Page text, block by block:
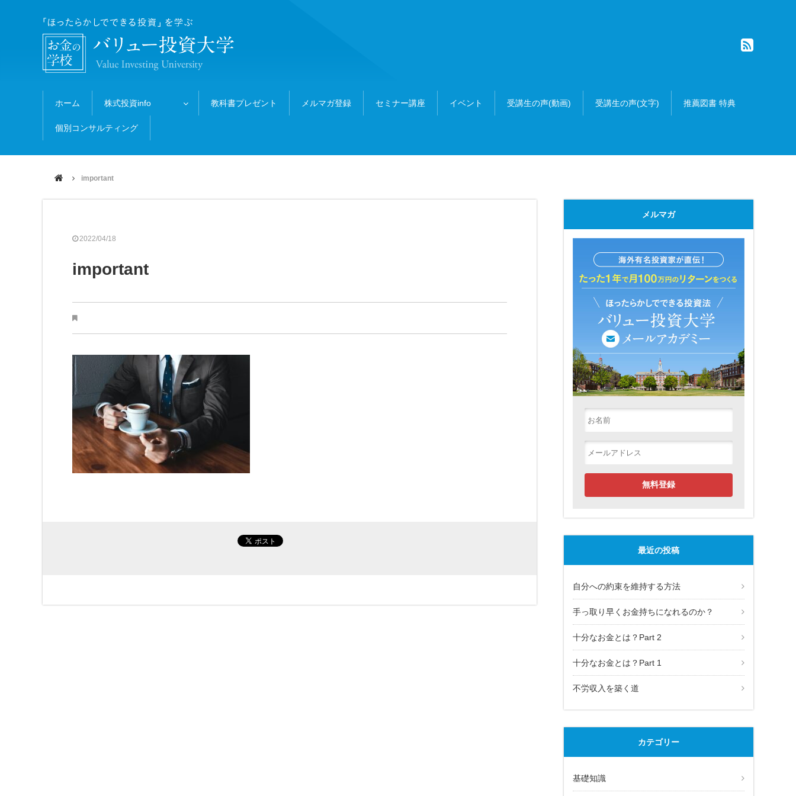
ホーム 株式投資info 教科書プレゼント メルマガ登録 セミナー講座 イベント 受講生の声(動画) 受講生の声(文字) 推薦図書 特典
個別コンサルティング
important
2022/04/18
important
メルマガ
最近の投稿
自分への約束を維持する方法
手っ取り早くお金持ちになれるのか？
十分なお金とは？Part 2
十分なお金とは？Part 1
不労収入を築く道
カテゴリー
基礎知識